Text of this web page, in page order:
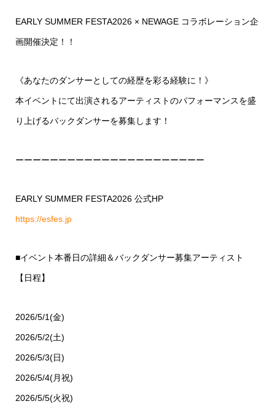
EARLY SUMMER FESTA2026 × NEWAGE コラボレーション企
画開催決定！！
《あなたのダンサーとしての経歴を彩る経験に！》
本イベントにて出演されるアーティストのパフォーマンスを盛
り上げるバックダンサーを募集します！
ーーーーーーーーーーーーーーーーーーーーーー
EARLY SUMMER FESTA2026 公式HP
https://esfes.jp
■イベント本番日の詳細＆バックダンサー募集アーティスト
【日程】
2026/5/1(金)
2026/5/2(土)
2026/5/3(日)
2026/5/4(月祝)
2026/5/5(火祝)